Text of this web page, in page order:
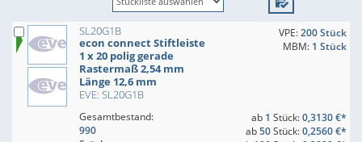
SL20G1B
econ connect Stiftleiste
1 x 20 polig gerade
Rastermaß 2,54 mm
Länge 12,6 mm
EVE: SL20G1B
VPE:200 Stück
MBM: 1 Stück
Gesamtbestand:
990
ab 1 Stück:0,3130 €*
ab50Stück:0,2560 €*